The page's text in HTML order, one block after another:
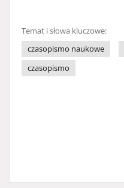
Temat i słowa kluczowe:
czasopismo naukowe
czasopismo